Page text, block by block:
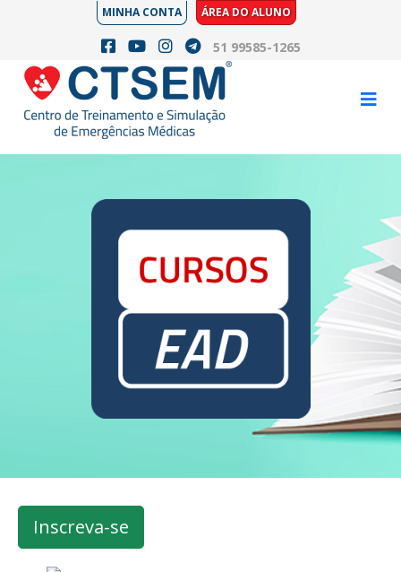
MINHA CONTA ÁREA DO ALUNO
51 99585-1265
Inscreva-se